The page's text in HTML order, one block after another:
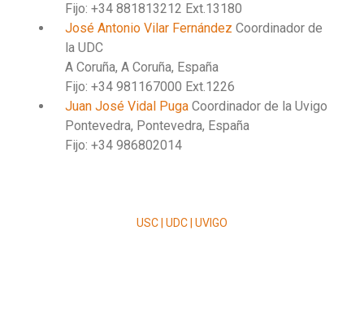
Fijo: +34 881813212 Ext.13180
José Antonio Vilar Fernández Coordinador de
la UDC
A Coruña, A Coruña, España
Fijo: +34 981167000 Ext.1226
Juan José Vidal Puga Coordinador de la Uvigo
Pontevedra, Pontevedra, España
Fijo: +34 986802014
USC | UDC | UVIGO